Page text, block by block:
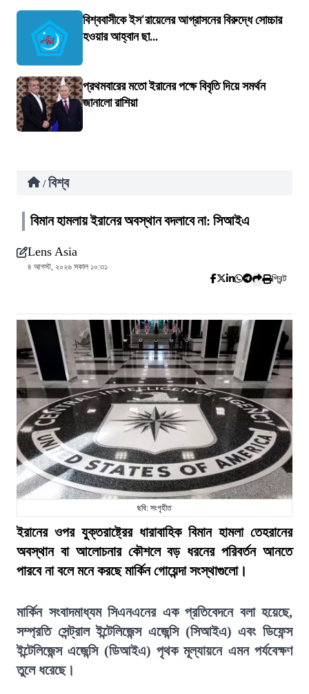
বিশ্ববাসীকে ইস'রায়েলের আগ্রাসনের বিরুদ্ধে সোচ্চার
হওয়ার আহ্বান ছা...
প্রথমবারের মতো ইরানের পক্ষে বিবৃতি দিয়ে সমর্থন
জানালো রাশিয়া
/ বিশ্ব
বিমান হামলায় ইরানের অবস্থান বদলাবে না: সিআইএ
Lens Asia
৪ আগস্ট, ২০২৬ সকাল ১০:৩১
প্রিন্ট
ছবি: সংগৃহীত
ইরানের ওপর যুক্তরাষ্ট্রের ধারাবাহিক বিমান হামলা তেহরানের
অবস্থান বা আলোচনার কৌশলে বড় ধরনের পরিবর্তন আনতে
পারবে না বলে মনে করছে মার্কিন গোয়েন্দা সংস্থাগুলো।
মার্কিন সংবাদমাধ্যম সিএনএনের এক প্রতিবেদনে বলা হয়েছে,
সম্প্রতি সেন্ট্রাল ইন্টেলিজেন্স এজেন্সি (সিআইএ) এবং ডিফেন্স
ইন্টেলিজেন্স এজেন্সি (ডিআইএ) পৃথক মূল্যায়নে এমন পর্যবেক্ষণ
তুলে ধরেছে।